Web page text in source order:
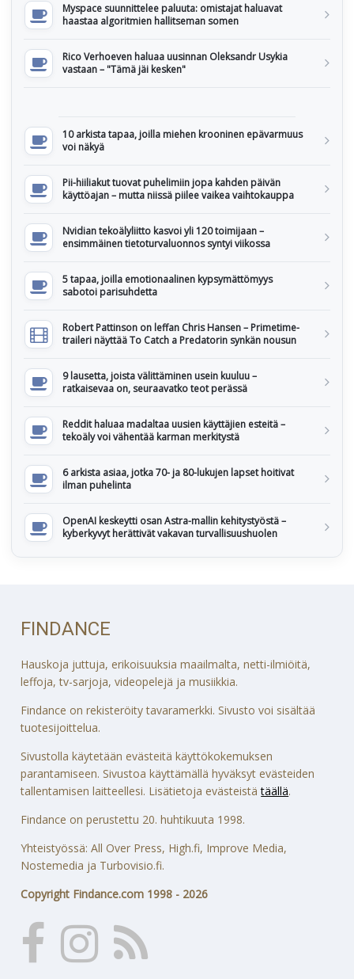
Myspace suunnittelee paluuta: omistajat haluavat
haastaa algoritmien hallitseman somen
Rico Verhoeven haluaa uusinnan Oleksandr Usykia
vastaan – "Tämä jäi kesken"
10 arkista tapaa, joilla miehen krooninen epävarmuus
voi näkyä
Pii-hiiliakut tuovat puhelimiin jopa kahden päivän
käyttöajan – mutta niissä piilee vaikea vaihtokauppa
Nvidian tekoälyliitto kasvoi yli 120 toimijaan –
ensimmäinen tietoturvaluonnos syntyi viikossa
5 tapaa, joilla emotionaalinen kypsymättömyys
sabotoi parisuhdetta
Robert Pattinson on leffan Chris Hansen – Primetime-
traileri näyttää To Catch a Predatorin synkän nousun
9 lausetta, joista välittäminen usein kuuluu –
ratkaisevaa on, seuraavatko teot perässä
Reddit haluaa madaltaa uusien käyttäjien esteitä –
tekoäly voi vähentää karman merkitystä
6 arkista asiaa, jotka 70- ja 80-lukujen lapset hoitivat
ilman puhelinta
OpenAI keskeytti osan Astra-mallin kehitystyöstä –
kyberkyvyt herättivät vakavan turvallisuushuolen
FINDANCE
Hauskoja juttuja, erikoisuuksia maailmalta, netti-ilmiöitä,
leffoja, tv-sarjoja, videopelejä ja musiikkia.
Findance on rekisteröity tavaramerkki. Sivusto voi sisältää
tuotesijoittelua.
Sivustolla käytetään evästeitä käyttökokemuksen
parantamiseen. Sivustoa käyttämällä hyväksyt evästeiden
tallentamisen laitteellesi. Lisätietoja evästeistätäällä.
Findance on perustettu 20. huhtikuuta 1998.
Yhteistyössä: All Over Press, High.fi, Improve Media,
Nostemedia ja Turbovisio.fi.
Copyright Findance.com 1998 - 2026